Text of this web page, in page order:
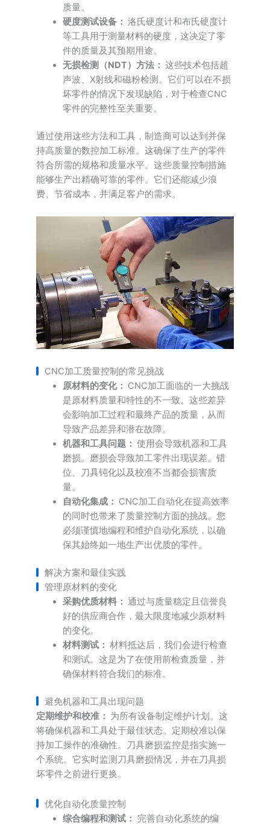
质量。
硬度测试设备： 洛氏硬度计和布氏硬度计
等工具用于测量材料的硬度，这决定了零
件的质量及其预期用途。
无损检测（NDT）方法： 这些技术包括超
声波、X射线和磁粉检测。它们可以在不损
坏零件的情况下发现缺陷，对于检查CNC
零件的完整性至关重要。
通过使用这些方法和工具，制造商可以达到并保
持高质量的数控加工标准。这确保了生产的零件
符合所需的规格和质量水平。这些质量控制措施
能够生产出精确可靠的零件。它们还能减少浪
费、节省成本，并满足客户的需求。
CNC加工质量控制的常见挑战
原材料的变化： CNC加工面临的一大挑战
是原材料质量和特性的不一致。这些差异
会影响加工过程和最终产品的质量，从而
导致产品差异和潜在故障。
机器和工具问题： 使用会导致机器和工具
磨损。磨损会导致加工零件出现误差。错
位、刀具钝化以及校准不当都会损害质
量。
自动化集成： CNC加工自动化在提高效率
的同时也带来了质量控制方面的挑战。您
必须谨慎地编程和维护自动化系统，以确
保其始终如一地生产出优质的零件。
解决方案和最佳实践
管理原材料的变化
采购优质材料： 通过与质量稳定且信誉良
好的供应商合作，最大限度地减少原材料
的变化。
材料测试： 材料抵达后，我们会进行检查
和测试。这是为了在使用前检查质量，并
确保材料符合我们的标准。
避免机器和工具出现问题
定期维护和校准： 为所有设备制定维护计划。这
将确保机器和工具处于最佳状态。定期校准以保
持加工操作的准确性。刀具磨损监控是指实施一
个系统。它实时监测刀具磨损情况，并在刀具损
坏零件之前进行更换。
优化自动化质量控制
综合编程和测试：
完善自动化系统的编